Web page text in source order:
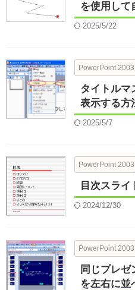
を使用して
2025/5/22
PowerPoint 2003
タイトルマ
表示する方
2025/5/7
PowerPoint 2003
目次スライ
2024/12/30
PowerPoint 2003
同じプレゼ
を左右に並